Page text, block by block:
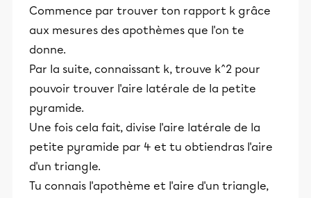
Commence par trouver ton rapport k grâce
aux mesures des apothèmes que l'on te
donne.
Par la suite, connaissant k, trouve k^2 pour
pouvoir trouver l'aire latérale de la petite
pyramide.
Une fois cela fait, divise l'aire latérale de la
petite pyramide par 4 et tu obtiendras l'aire
d'un triangle.
Tu connais l'apothème et l'aire d'un triangle,